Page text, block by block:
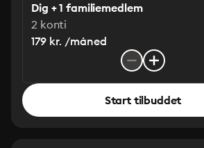
Dig + 1 familiemedlem
2 konti
179 kr. /måned
Start tilbuddet